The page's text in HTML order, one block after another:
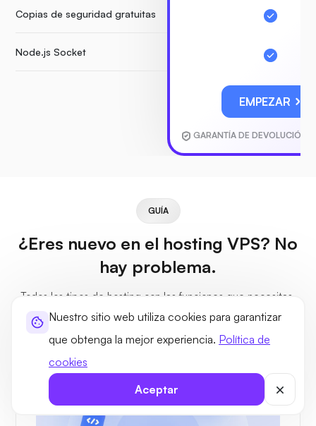
Nuestro sitio web utiliza cookies para garantizar
que obtenga la mejor experiencia. Política de
cookies
Aceptar
Copias de seguridad gratuitas
Node.js Socket
EMPEZAR
GARANTÍA DE DEVOLUCIÓN
GUÍA
¿Eres nuevo en el hosting VPS? No
hay problema.
Todos los tipos de hosting con las funciones que necesitas.
Una sola plataforma. Lista para implementar, escalar y
crecer.